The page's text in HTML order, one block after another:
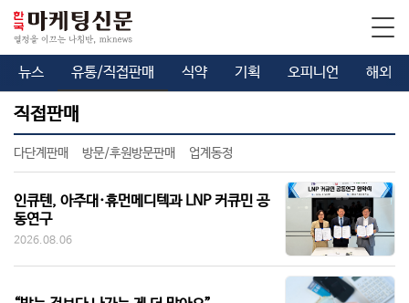
뉴스 유통/직접판매 식약 기획 오피니언 해외
직접판매
다단계판매 방문/후원방문판매 업계동정
인큐텐, 아주대·휴먼메디텍과 LNP 커큐민 공
동연구
2026.08.06